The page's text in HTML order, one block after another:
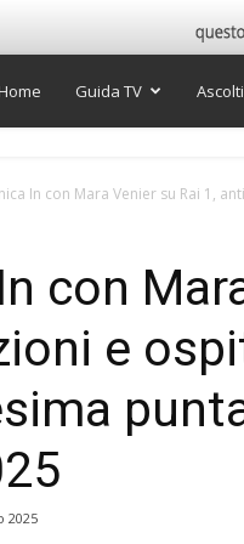
Guida TV
In con Mara Venier su Rai 1,
con
e
2025